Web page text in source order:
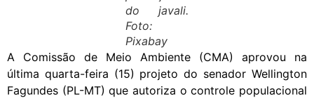
do javali.
Foto:
Pixabay
A Comissão de Meio Ambiente (CMA) aprovou na
última quarta-feira (15) projeto do senador Wellington
Fagundes (PL-MT) que autoriza o controle populacional